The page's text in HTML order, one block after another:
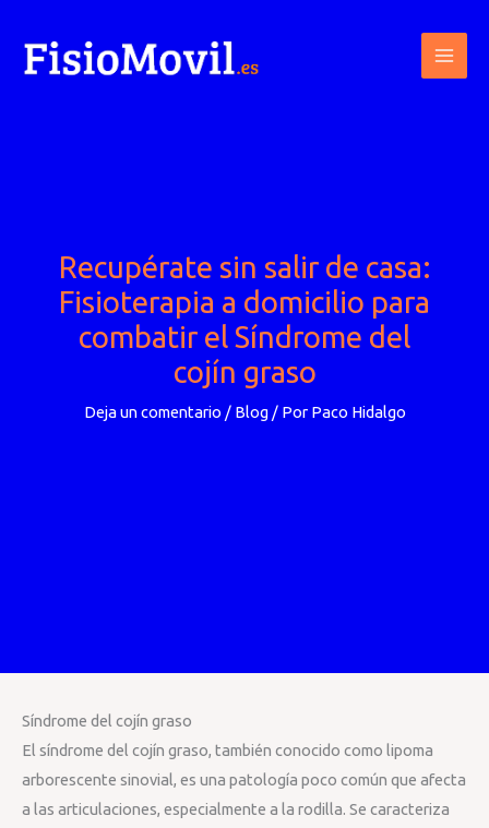
contenido
Recupérate sin salir de casa:
Fisioterapia a domicilio para
combatir el Síndrome del
cojín graso
Deja un comentario / Blog/ Por Paco Hidalgo
Síndrome del cojín graso
El síndrome del cojín graso, también conocido como lipoma
arborescente sinovial, es una patología poco común que afecta
a las articulaciones, especialmente a la rodilla. Se caracteriza